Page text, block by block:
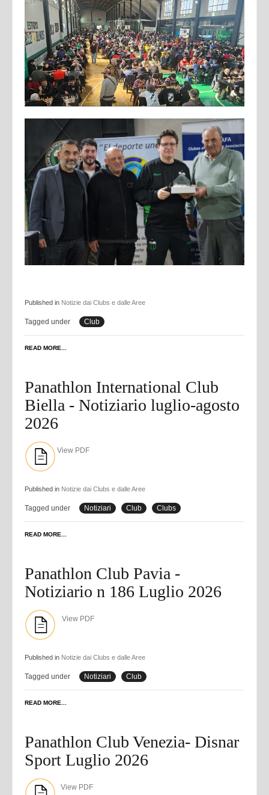
Published in Notizie dai Clubs e dalle Aree
Tagged under Club
READ MORE...
Panathlon International Club
Biella - Notiziario luglio-agosto
2026
View PDF
Published in Notizie dai Clubs e dalle Aree
Tagged under Notiziari Club Clubs
READ MORE...
Panathlon Club Pavia -
Notiziario n 186 Luglio 2026
View PDF
Published in Notizie dai Clubs e dalle Aree
Tagged under Notiziari Club
READ MORE...
Panathlon Club Venezia- Disnar
Sport Luglio 2026
View PDF